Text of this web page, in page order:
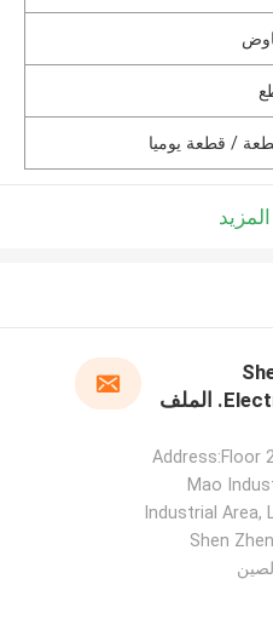
Electronics Co., Ltd. الملف
Address:Floor
Mao
Industrial Area,
Shen